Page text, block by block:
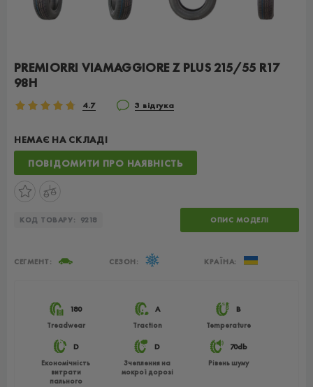
PREMIORRI VIAMAGGIORE Z PLUS 215/55 R17
98H
4.7 3 відгука
НЕМАЄ НА СКЛАДІ
ПОВІДОМИТИ ПРО НАЯВНІСТЬ
КОД ТОВАРУ: 9218 ОПИС МОДЕЛІ
180
Treadwear
A
Traction
B
Temperature
D
Економічність
витрати
пального
D
Зчеплення на
мокрої дорозі
70db
Рівень шуму
СЕГМЕНТ: СЕЗОН: КРАЇНА: